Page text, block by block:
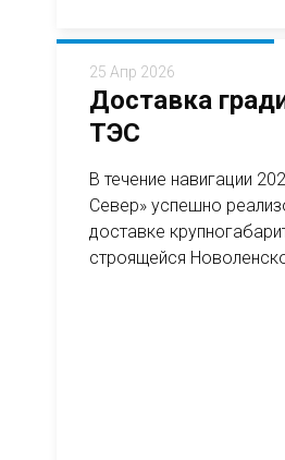
25 Апр 2026
Доставка
ТЭС
В течение навигации
Север» успешно
доставке
строящейся